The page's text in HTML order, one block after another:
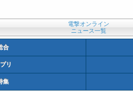
電撃オンライン
ニュース一覧
合
リ
集